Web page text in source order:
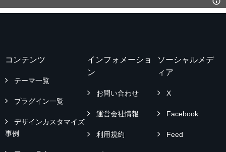
コンテンツ
テーマ一覧
プラグイン一覧
デザインカスタマイズ
事例
インフォメーショ
ン
お問い合わせ
運営会社情報
利用規約
ソーシャルメデ
ィア
X
Facebook
Feed